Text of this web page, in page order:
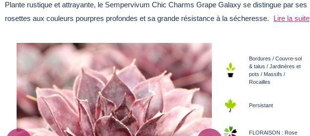
Plante rustique et attrayante, le Sempervivum Chic Charms Grape Galaxy se distingue par ses
rosettes aux couleurs pourpres profondes et sa grande résistance à la sécheresse.
Lire la suite
Bordures / Couvre-sol
& talus / Jardinères et
pots / Massifs /
Rocailles
Persistant
FLORAISON : Rose